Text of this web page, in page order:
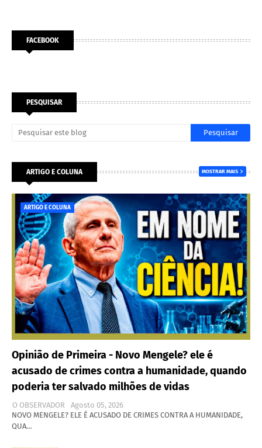
FACEBOOK
PESQUISAR
ARTIGO E COLUNA MOSTRAR MAIS
ARTIGO E COLUNA
Opinião de Primeira - Novo Mengele? ele é
acusado de crimes contra a humanidade, quando
poderia ter salvado milhões de vidas
O OBSERVADOR
Agosto 05, 2026
NOVO MENGELE? ELE É ACUSADO DE CRIMES CONTRA A HUMANIDADE,
QUA…